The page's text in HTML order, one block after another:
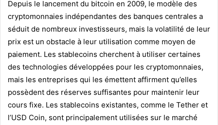
Depuis le lancement du bitcoin en 2009, le modèle des
cryptomonnaies indépendantes des banques centrales a
séduit de nombreux investisseurs, mais la volatilité de leur
prix est un obstacle à leur utilisation comme moyen de
paiement. Les stablecoins cherchent à utiliser certaines
des technologies développées pour les cryptomonnaies,
mais les entreprises qui les émettent affirment qu’elles
possèdent des réserves suffisantes pour maintenir leur
cours fixe. Les stablecoins existantes, comme le Tether et
l’USD Coin, sont principalement utilisées sur le marché